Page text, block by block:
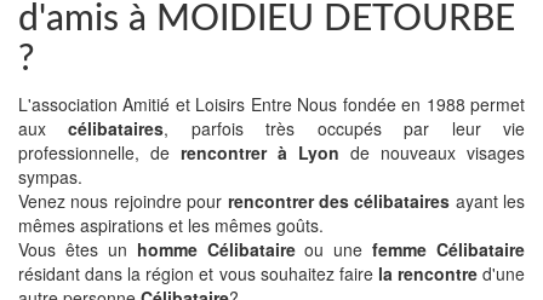
d'amis à MOIDIEU DETOURBE
?
L'association Amitié et Loisirs Entre Nous fondée en 1988 permet
auxcélibataires, parfois très occupés par leur vie
professionnelle, de rencontrer à Lyon de nouveaux visages
sympas.
Venez nous rejoindre pour rencontrer des célibataires ayant les
mêmes aspirations et les mêmes goûts.
Vous êtes un homme Célibataireou unefemme Célibataire
résidant dans la région et vous souhaitez faire la rencontred'une